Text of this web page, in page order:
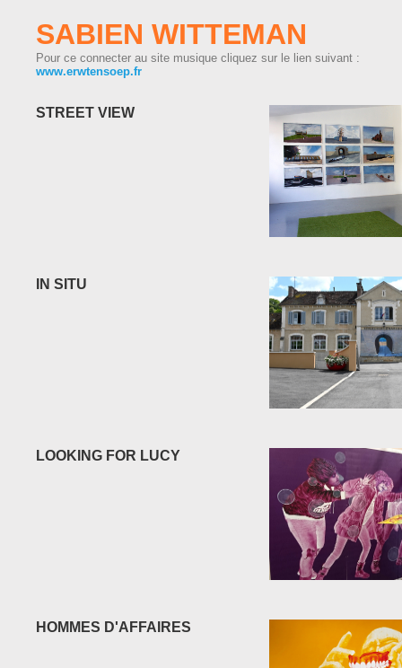
SABIEN WITTEMAN
Pour ce connecter au site musique cliquez sur le lien suivant :
www.erwtensoep.fr
STREET VIEW
IN SITU
LOOKING FOR LUCY
HOMMES D'AFFAIRES